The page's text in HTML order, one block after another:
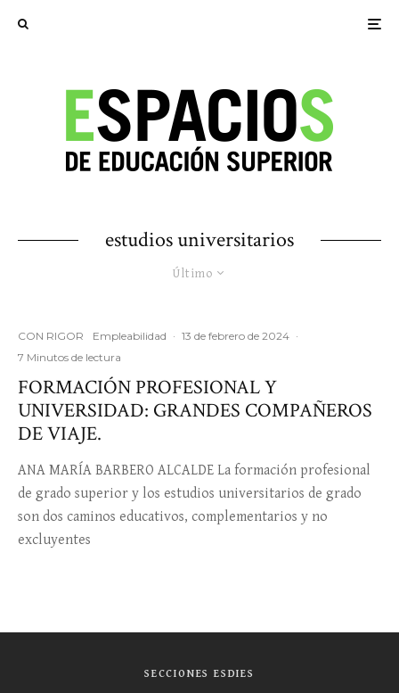
estudios universitarios
Último
CON RIGOR Empleabilidad · 13 de febrero de 2024 ·
7 Minutos de lectura
FORMACIÓN PROFESIONAL Y
UNIVERSIDAD: GRANDES COMPAÑEROS
DE VIAJE.
ANA MARÍA BARBERO ALCALDE La formación profesional
de grado superior y los estudios universitarios de grado
son dos caminos educativos, complementarios y no
excluyentes
SECCIONES ESDIES